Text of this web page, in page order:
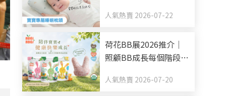
車 全方面貼心呵護BB
人氣熱賣 2026-07-22
荷花BB展2026推介｜
照顧BB成長每個階段
零食副食品有機之選
人氣熱賣 2026-07-20